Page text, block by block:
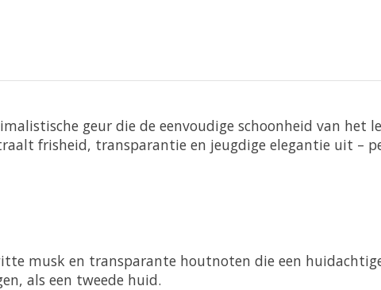
geur die de eenvoudige schoonheid van het
frisheid, transparantie en jeugdige elegantie uit –
musk en transparante houtnoten die een
als een tweede huid.